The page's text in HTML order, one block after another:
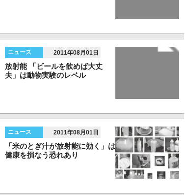
ニュース 2011年08月01日
放射能 「ビールを飲めば大丈
夫」は動物実験のレベル
ニュース 2011年08月01日
「米のとぎ汁が放射能に効く」は
健康を損なう恐れあり